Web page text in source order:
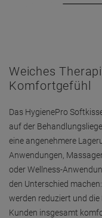
Weiches
Komfortgefühl
Das HygienePro
auf der
eine angenehmere
Anwendungen,
oder Wellness-
den Unterschied
werden reduziert und
Kunden insgesamt